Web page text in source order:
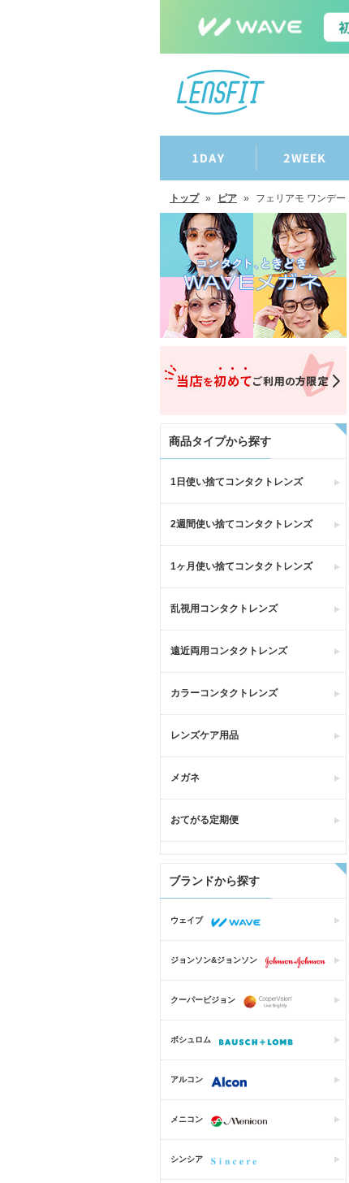
トップ » ピア » フェリアモ ワンデー
商品タイプから探す
1日使い捨てコンタクトレンズ
2週間使い捨てコンタクトレンズ
1ヶ月使い捨てコンタクトレンズ
乱視用コンタクトレンズ
遠近両用コンタクトレンズ
カラーコンタクトレンズ
レンズケア用品
メガネ
おてがる定期便
ブランドから探す
ウェイブ
ジョンソン&ジョンソン
クーパービジョン
ボシュロム
アルコン
メニコン
シンシア